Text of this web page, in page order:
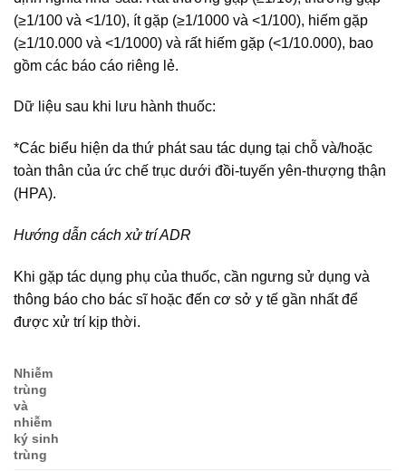
(≥1/100 và <1/10), ít gặp (≥1/1000 và <1/100), hiếm gặp
(≥1/10.000 và <1/1000) và rất hiếm gặp (<1/10.000), bao
gồm các báo cáo riêng lẻ.
Dữ liệu sau khi lưu hành thuốc:
*Các biểu hiện da thứ phát sau tác dụng tại chỗ và/hoặc
toàn thân của ức chế trục dưới đồi-tuyến yên-thượng thận
(HPA).
Hướng dẫn cách xử trí ADR
Khi gặp tác dụng phụ của thuốc, cần ngưng sử dụng và
thông báo cho bác sĩ hoặc đến cơ sở y tế gần nhất để
được xử trí kịp thời.
Nhiễm
trùng
và
nhiễm
ký sinh
trùng